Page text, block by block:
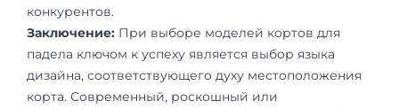
конкурентов.
Заключение: При выборе моделей кортов для
падела ключом к успеху является выбор языка
дизайна, соответствующего духу местоположения
корта. Современный, роскошный или